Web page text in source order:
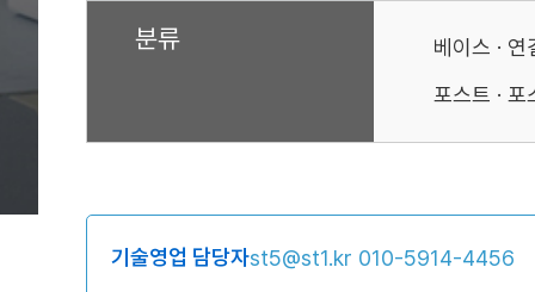
분류
베이스 ·
포스트 · 포
기술영업 담당자st5@st1.kr 010-5914-4456